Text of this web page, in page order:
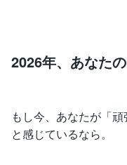
2026年、あなた
もし今、あなたが「
と感じているなら。